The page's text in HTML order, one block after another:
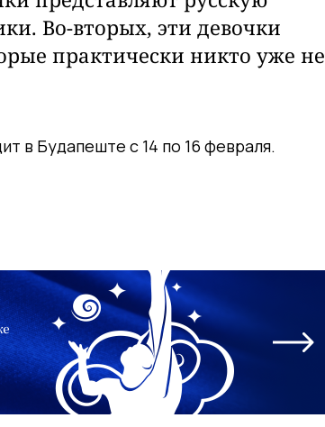
Во-вторых, эти девочки
практически никто уже не
в Будапеште с 14 по 16 февраля.